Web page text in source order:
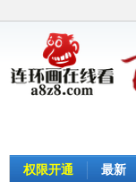
权限开通 最新